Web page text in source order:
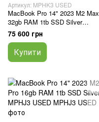
Артикул: MPHK3 USED
MacBook Pro 14" 2023 M2 Max
32gb RAM 1tb SSD Silver
MPHK3 USED
75 600 грн
Купити